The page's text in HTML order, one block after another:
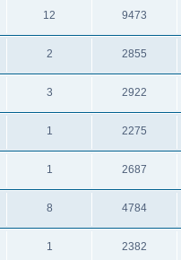
12 9473
2 2855
3 2922
1 2275
1 2687
8 4784
1 2382